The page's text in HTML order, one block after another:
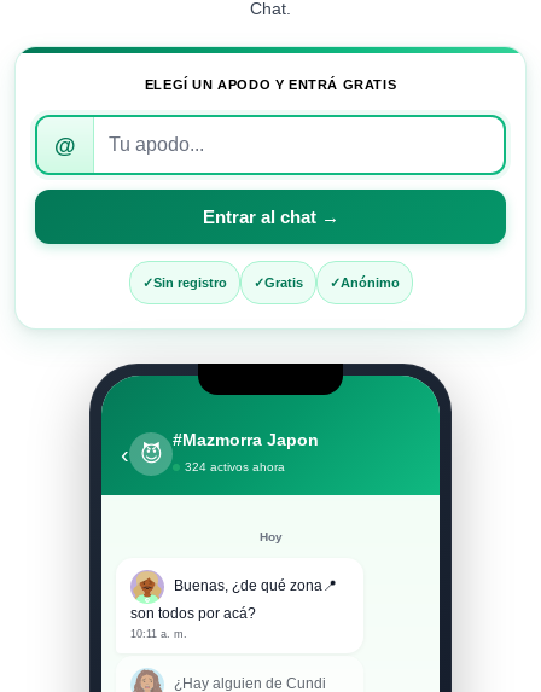
Chat.
ELEGÍ UN APODO Y ENTRÁ GRATIS
Introduce
apodo
para
entrar
@
Entrar al chat →
Sin registro Gratis Anónimo
‹ 😈
#Mazmorra Japon
324 activos ahora
Hoy
Buenas, ¿de qué zona📍
son todos por acá?
10:11 a. m.
¿Hay alguien de Cundi